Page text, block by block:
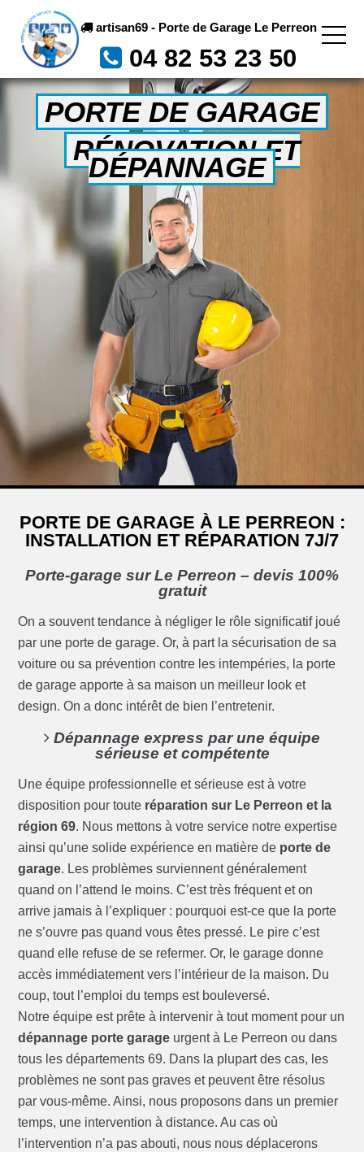
artisan69 - Porte de Garage Le Perreon
04 82 53 23 50
PORTE DE GARAGE
RÉNOVATION ET
DÉPANNAGE
PORTE DE GARAGE À LE PERREON :
INSTALLATION ET RÉPARATION 7J/7
Porte-garage sur Le Perreon – devis 100%
gratuit
On a souvent tendance à négliger le rôle significatif joué
par une porte de garage. Or, à part la sécurisation de sa
voiture ou sa prévention contre les intempéries, la porte
de garage apporte à sa maison un meilleur look et
design. On a donc intérêt de bien l’entretenir.
Dépannage express par une équipe
sérieuse et compétente
Une équipe professionnelle et sérieuse est à votre
disposition pour toute réparation sur Le Perreon et la
région 69. Nous mettons à votre service notre expertise
ainsi qu’une solide expérience en matière de porte de
garage. Les problèmes surviennent généralement
quand on l’attend le moins. C’est très fréquent et on
arrive jamais à l’expliquer : pourquoi est-ce que la porte
ne s’ouvre pas quand vous êtes pressé. Le pire c’est
quand elle refuse de se refermer. Or, le garage donne
accès immédiatement vers l’intérieur de la maison. Du
coup, tout l’emploi du temps est bouleversé.
Notre équipe est prête à intervenir à tout moment pour un
dépannage porte garage urgent à Le Perreon ou dans
tous les départements 69. Dans la plupart des cas, les
problèmes ne sont pas graves et peuvent être résolus
par vous-même. Ainsi, nous proposons dans un premier
temps, une intervention à distance. Au cas où
l’intervention n’a pas abouti, nous nous déplacerons